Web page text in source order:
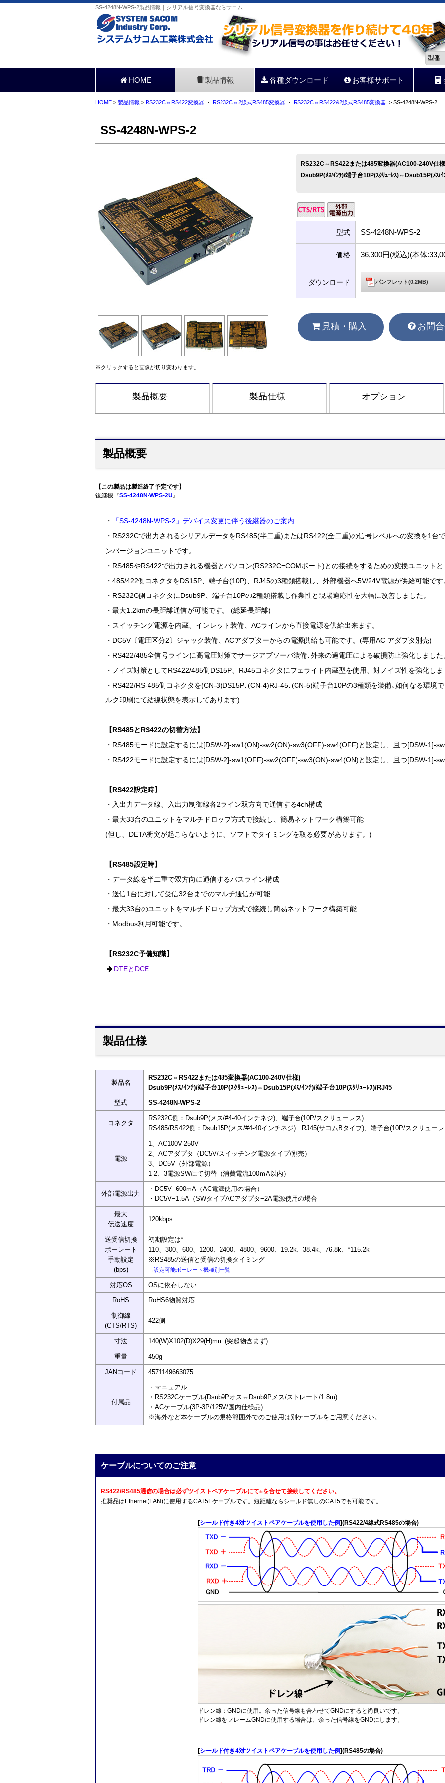
SS-4248N-WPS-2製品情報｜シリアル信号変換器ならサコム
HOME 製品情報 各種ダウンロード お客様サポート
HOME > 製品情報 > RS232C⇔RS422変換器 ・ RS232C⇔2線式RS485変換器 ・ RS232C⇔RS422&2線式RS485変換器 > SS-4248N-WPS-2
SS-4248N-WPS-2
※クリックすると画像が切り変わります。
RS232C⇔RS422または485変換器(AC100-240V仕
Dsub9P(ﾒｽ/ｲﾝﾁ)/端子台10P(ｽｸﾘｭｰﾚｽ)⇔Dsub15P(ﾒｽ/ｲ
型式 SS-4248N-WPS-2
価格 36,300円(税込)(本体
ダウンロード パンフレット(0.2MB)
見積・購入 お問
製品概要 製品仕様 オプション
製品概要
【この製品は製造終了予定です】
後継機『SS-4248N-WPS-2U』
・
「SS-4248N-WPS-2」デバイス変更に伴う後継器のご案内
・RS232Cで出力されるシリアルデータをRS485(半二重)またはRS422(全二重)の信号レベルへの変換を1台
ンバージョンユニットです。
・RS485やRS422で出力される機器とパソコン(RS232C=COMポート)との接続をするための変換ユニット
・485/422側コネクタをDS15P、端子台(10P)、RJ45の3種類搭載し、外部機器へ5V/24V電源が供給可能です
・RS232C側コネクタにDsub9P、端子台10Pの2種類搭載し作業性と現場適応性を大幅に改善しました。
・最大1.2kmの長距離通信が可能です。 (総延長距離)
・スイッチング電源を内蔵、インレット装備、ACラインから直接電源を供給出来ます。
・DC5V〔電圧区分2〕ジャック装備、ACアダプターからの電源供給も可能です。(専用AC アダプタ別売)
・RS422/485全信号ラインに高電圧対策でサージアブソーバ装備､外来の過電圧による破損防止強化しました
・ノイズ対策としてRS422/485側DS15P、RJ45コネクタにフェライト内蔵型を使用、対ノイズ性を強化しま
・RS422/RS-485側コネクタを(CN-3)DS15P､(CN-4)RJ-45､(CN-5)端子台10Pの3種類を装備､如何なる環境
ルク印刷にて結線状態を表示してあります)
【RS485とRS422の切替方法】
・RS485モードに設定するには[DSW-2]-sw1(ON)-sw2(ON)-sw3(OFF)-sw4(OFF)と設定し、且つ[DSW-1]-
・RS422モードに設定するには[DSW-2]-sw1(OFF)-sw2(OFF)-sw3(ON)-sw4(ON)と設定し、且つ[DSW-1]-
【RS422設定時】
・入出力データ線、入出力制御線各2ライン双方向で通信する4ch構成
・最大33台のユニットをマルチドロップ方式で接続し、簡易ネットワーク構築可能
(但し、DETA衝突が起こらないように、ソフトでタイミングを取る必要があります。)
【RS485設定時】
・データ線を半二重で双方向に通信するバスライン構成
・送信1台に対して受信32台までのマルチ通信が可能
・最大33台のユニットをマルチドロップ方式で接続し簡易ネットワーク構築可能
・Modbus利用可能です。
【RS232C予備知識】
DTEとDCE
製品仕様
製品名
RS232C⇔RS422または485変換器(AC100-240V仕様)
Dsub9P(ﾒｽ/ｲﾝﾁ)/端子台10P(ｽｸﾘｭｰﾚｽ)⇔Dsub15P(ﾒｽ/ｲﾝﾁ)/端子台10P(ｽｸﾘｭｰﾚｽ)/RJ45
型式 SS-4248N-WPS-2
コネクタ
RS232C側：Dsub9P(メス/#4-40インチネジ)、端子台(10P/スクリューレス)
RS485/RS422側：Dsub15P(メス/#4-40インチネジ)、RJ45(サコムBタイプ)、端子台(10P/スクリュー
電源
1、AC100V-250V
2、ACアダプタ（DC5V/スイッチング電源タイプ/別売）
3、DC5V（外部電源）
1-2、3電源SWにて切替（消費電流100ｍA以内）
外部電源出力
・DC5V−600mA（AC電源使用の場合）
・DC5V−1.5A（SWタイプACアダプタ−2A電源使用の場合
最大
伝送速度
120kbps
送受信切換
ボーレート
手動設定
(bps)
初期設定は*
110、300、600、1200、2400、4800、9600、19.2k、38.4k、76.8k、*115.2k
※RS485の送信と受信の切換タイミング
→設定可能ボーレート機種別一覧
対応OS OSに依存しない
RoHS RoHS6物質対応
制御線
(CTS/RTS)
422側
寸法 140(W)X102(D)X29(H)mm (突起物含まず)
重量 450g
JANコード 4571149663075
付属品
・マニュアル
・RS232Cケーブル(Dsub9Pオス⇔Dsub9Pメス/ストレート/1.8m)
・ACケーブル(3P-3P/125V/国内仕様品)
※海外など本ケーブルの規格範囲外でのご使用は別ケーブルをご用意ください。
ケーブルについてのご注意
RS422/RS485通信の場合は必ずツイストペアケーブルにて±を合せて接続してください。
推奨品はEthernet(LAN)に使用するCAT5Eケーブルです。短距離ならシールド無しのCAT5でも可能です。
[シールド付き4対ツイストペアケーブルを使用した例](RS422/4線式RS485の場合)
ドレン線：GNDに使用。余った信号線も合わせてGNDにすると尚良いです。
ドレン線をフレームGNDに使用する場合は、余った信号線をGNDにします。
[シールド付き4対ツイストペアケーブルを使用した例](RS485の場合)